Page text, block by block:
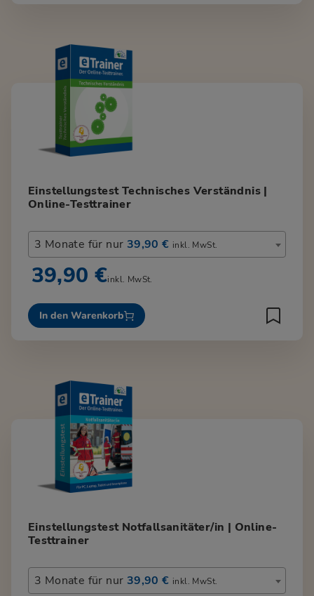
Einstellungstest Technisches Verständnis |
Online-Testtrainer
3 Monate für nur 39,90 € inkl. MwSt.
39,90 €inkl. MwSt.
In den Warenkorb
Einstellungstest Notfallsanitäter/in | Online-
Testtrainer
3 Monate für nur 39,90 € inkl. MwSt.